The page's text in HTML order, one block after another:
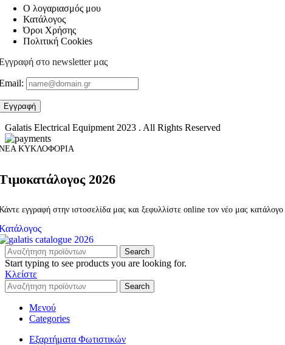
Ο λογαριασμός μου
Κατάλογος
Όροι Χρήσης
Πολιτική Cookies
στο newsletter μας
Galatis Electrical Equipment 2023 . All Rights Reserved
ΚΥΚΛΟΦΟΡΙΑ
2026
εγγραφή στην ιστοσελίδα μας και ξεφυλλίστε online τον νέο μας κατάλογο
Search
Start typing to see products you are looking for.
Κλείστε
Search
Μενού
Categories
Εξαρτήματα Φωτιστικών